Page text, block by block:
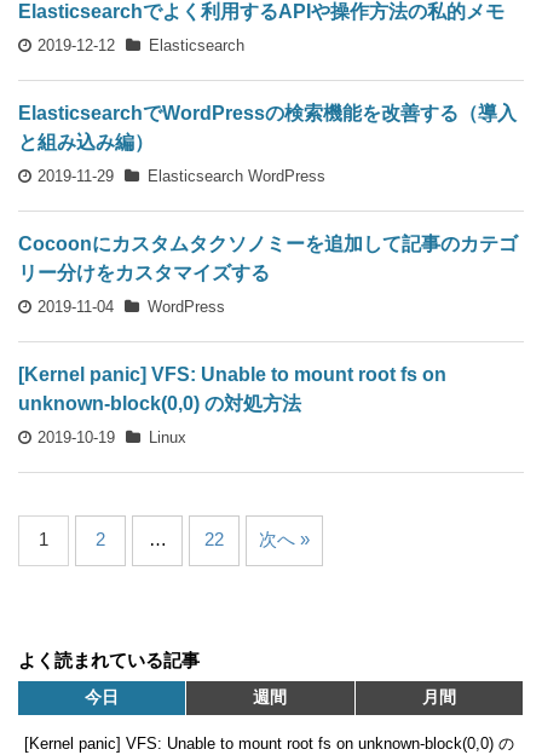
Elasticsearchでよく利用するAPIや操作方法の私的メモ
2019-12-12 Elasticsearch
ElasticsearchでWordPressの検索機能を改善する（導入
と組み込み編）
2019-11-29 Elasticsearch WordPress
Cocoonにカスタムタクソノミーを追加して記事のカテゴ
リー分けをカスタマイズする
2019-11-04 WordPress
[Kernel panic] VFS: Unable to mount root fs on
unknown-block(0,0) の対処方法
2019-10-19 Linux
1 2 … 22 次へ »
よく読まれている記事
今日 週間 月間
[Kernel panic] VFS: Unable to mount root fs on unknown-block(0,0) の